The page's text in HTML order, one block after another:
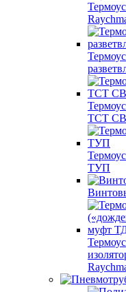
TCT CB
ТУП